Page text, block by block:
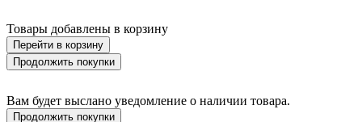
BAZELY
BELCREDA
BELESAR
BELESER
BELLSHILL
Товары добавлены в корзину
Перейти в корзину
Продолжить покупки
Вам будет выслано уведомление о наличии товара.
Продолжить покупки